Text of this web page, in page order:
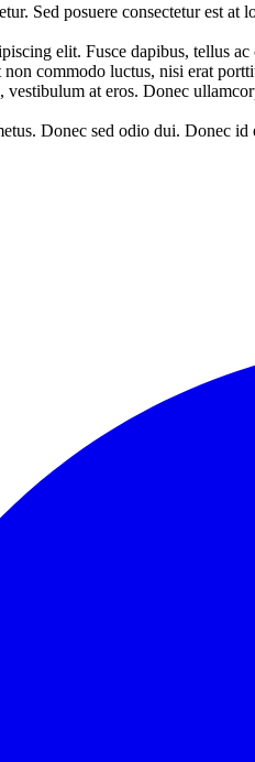
Sed posuere consectetur est
elit. Fusce dapibus, tellus
commodo luctus, nisi erat
vestibulum at eros. Donec
Donec sed odio dui. Donec